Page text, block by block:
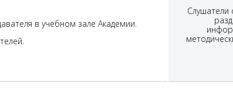
в учебном зале Академии.
Слушатели